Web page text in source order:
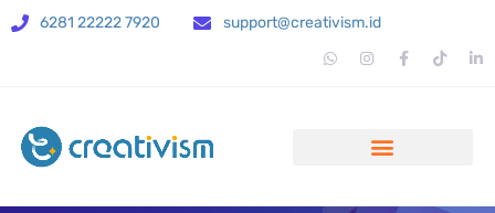
6281 22222 7920 support@creativism.id